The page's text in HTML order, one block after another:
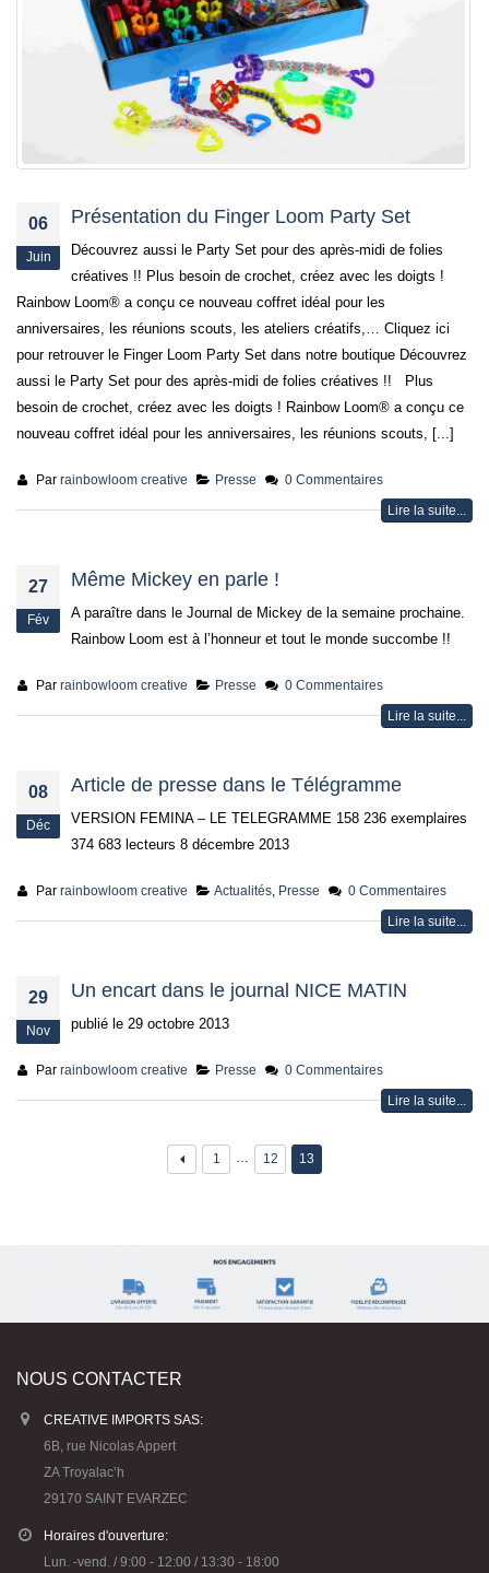
06
Juin
Présentation du Finger Loom Party Set
Découvrez aussi le Party Set pour des après-midi de folies
créatives !! Plus besoin de crochet, créez avec les doigts !
Rainbow Loom® a conçu ce nouveau coffret idéal pour les
anniversaires, les réunions scouts, les ateliers créatifs,… Cliquez ici
pour retrouver le Finger Loom Party Set dans notre boutique Découvrez
aussi le Party Set pour des après-midi de folies créatives !! Plus
besoin de crochet, créez avec les doigts ! Rainbow Loom® a conçu ce
nouveau coffret idéal pour les anniversaires, les réunions scouts, [...]
Par rainbowloom creative Presse 0 Commentaires
Lire la suite...
27
Fév
Même Mickey en parle !
A paraître dans le Journal de Mickey de la semaine prochaine.
Rainbow Loom est à l’honneur et tout le monde succombe !!
Par rainbowloom creative Presse 0 Commentaires
Lire la suite...
08
Déc
Article de presse dans le Télégramme
VERSION FEMINA – LE TELEGRAMME 158 236 exemplaires
374 683 lecteurs 8 décembre 2013
Par rainbowloom creative Actualités Presse 0 Commentaires
Lire la suite...
29
Nov
Un encart dans le journal NICE MATIN
publié le 29 octobre 2013
Par rainbowloom creative Presse 0 Commentaires
Lire la suite...
1 … 12 13
NOUS CONTACTER
CREATIVE IMPORTS SAS:
6B, rue Nicolas Appert
ZA Troyalac’h
29170 SAINT EVARZEC
Horaires d'ouverture:
Lun. -vend. / 9:00 - 12:00 / 13:30 - 18:00